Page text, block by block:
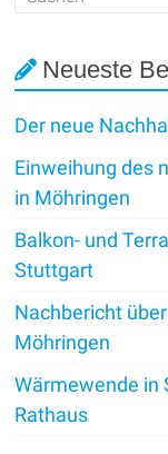
Neueste
Der neue
Einweihung des
in Möhringen
Balkon- und
Stuttgart
Nachbericht
Möhringen
Wärmewende in
Rathaus